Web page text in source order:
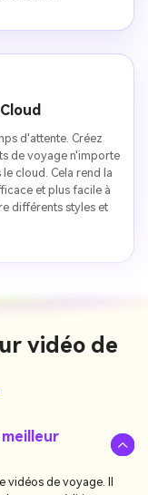
d'attente. Créez
de voyage n'importe
cloud. Cela rend la
et plus facile à
différents styles et
vidéo de
de voyage. Il